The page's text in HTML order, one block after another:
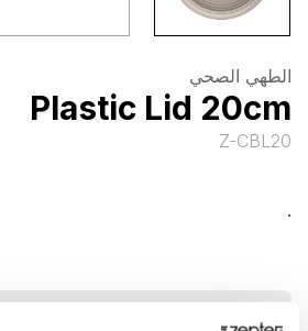
الطهي الصحي
Plastic Lid 20cm
Z-CBL20
.
سعر التجزئة